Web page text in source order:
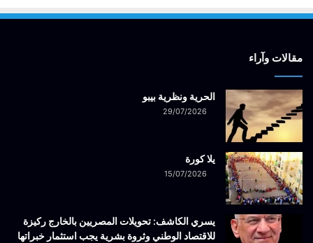
مقالات وآراء
الحرية ونظرية بيبو
29/07/2026
يلا كورة
15/07/2026
يسري الكاشف: تحويلات المصريين بالخارج ركيزة
للاقتصاد الوطني وثروة بشرية يجب استثمار خبراتها